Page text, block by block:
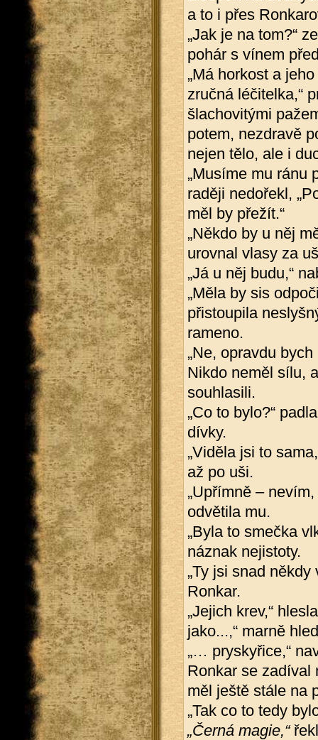
a to i přes
„Jak je na tom?“
pohár s vínem
„Má horkost a
zručná léčitelka,“
šlachovitými
potem, nezdravě
nejen tělo, ale i
„Musíme mu ránu
raději nedořekl,
měl by přežít.“
„Někdo by u něj
urovnal vlasy za
„Já u něj budu,“
„Měla by sis
přistoupila
rameno.
„Ne, opravdu
Nikdo neměl sílu,
souhlasili.
„Co to bylo?“
dívky.
„Viděla jsi to
až po uši.
„Upřímně –
odvětila mu.
„Byla to smečka
náznak nejistoty.
„Ty jsi snad
Ronkar.
„Jejich krev,“
jako...,“ marně
„… pryskyřice,“
Ronkar se zadíval
měl ještě stále na
„Tak co to tedy
„Černá magie,“řekl